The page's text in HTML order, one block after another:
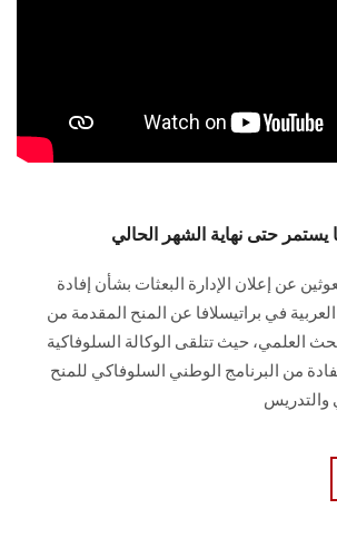
يستمر حتى نهاية الشهر الحالي
عن إعلان الإدارة البعثات بشأن إفادة
في براتيسلافا عن المنح المقدمة من
‏العلمي، حيث تتلقى الوكالة السلوفاكية
من البرنامج الوطني السلوفاكي للمنح
والتدريس